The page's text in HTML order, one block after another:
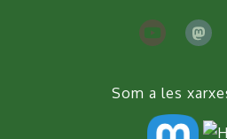
Som a les